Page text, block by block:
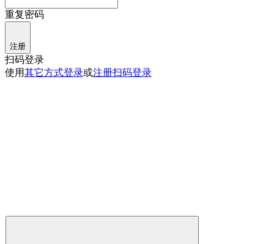
重复密码
注册
扫码登录
使用其它方式登录或注册扫码登录